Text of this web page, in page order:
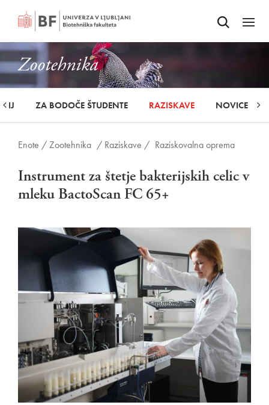
Odpri iskalnik
Odpri
Zootehnika
ZA BODOČE ŠTUDENTE RAZISKAVE NOVICE
Enote /Zootehnika / Raziskave / Raziskovalna oprema
Instrument za štetje bakterijskih celic v
mleku BactoScan FC 65+